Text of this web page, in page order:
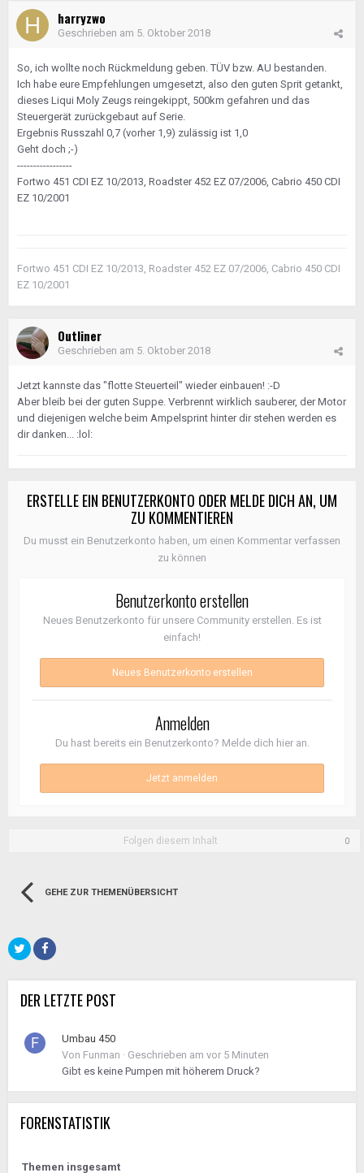
harryzwo
Geschrieben am 5. Oktober 2018
So, ich wollte noch Rückmeldung geben. TÜV bzw. AU bestanden.
Ich habe eure Empfehlungen umgesetzt, also den guten Sprit getankt,
dieses Liqui Moly Zeugs reingekippt, 500km gefahren und das
Steuergerät zurückgebaut auf Serie.
Ergebnis Russzahl 0,7 (vorher 1,9) zulässig ist 1,0
Geht doch ;-)
-----------------
Fortwo 451 CDI EZ 10/2013, Roadster 452 EZ 07/2006, Cabrio 450 CDI
EZ 10/2001
Fortwo 451 CDI EZ 10/2013, Roadster 452 EZ 07/2006, Cabrio 450 CDI
EZ 10/2001
Outliner
Geschrieben am 5. Oktober 2018
Jetzt kannste das "flotte Steuerteil" wieder einbauen! :-D
Aber bleib bei der guten Suppe. Verbrennt wirklich sauberer, der Motor
und diejenigen welche beim Ampelsprint hinter dir stehen werden es
dir danken... :lol:
ERSTELLE EIN BENUTZERKONTO ODER MELDE DICH AN, UM
ZU KOMMENTIEREN
Du musst ein Benutzerkonto haben, um einen Kommentar verfassen
zu können
Benutzerkonto erstellen
Neues Benutzerkonto für unsere Community erstellen. Es ist
einfach!
Neues Benutzerkonto erstellen
Anmelden
Du hast bereits ein Benutzerkonto? Melde dich hier an.
Jetzt anmelden
Folgen diesem Inhalt 0
GEHE ZUR THEMENÜBERSICHT
DER LETZTE POST
Umbau 450
Von Funman · Geschrieben am vor 5 Minuten
Gibt es keine Pumpen mit höherem Druck?
FORENSTATISTIK
Themen insgesamt